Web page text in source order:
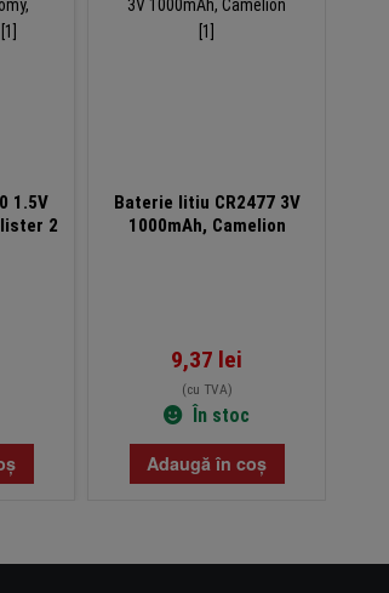
1.5V
2
Baterie litiu CR2477 3V
1000mAh, Camelion
9,37 lei
(cu TVA)
În stoc
Adaugă în coș